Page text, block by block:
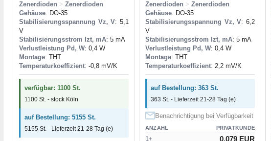
Zenerdioden > Zenerdioden
Gehäuse: DO-35
Stabilisierungsspannung Vz, V: 5,1
V
Stabilisierungsstrom Izt, mA: 5 mA
Verlustleistung Pd, W: 0,4 W
Montage: THT
Temperaturkoeffizient: -0,8 mV/K
verfügbar: 1100 St.
1100 St. - stock Köln
auf Bestellung: 5155 St.
5155 St. - Lieferzeit 21-28 Tag (e)
Zenerdioden > Zenerdioden
Gehäuse: DO-35
Stabilisierungsspannung Vz, V: 6,2
V
Stabilisierungsstrom Izt, mA: 5 mA
Verlustleistung Pd, W: 0,4 W
Montage: THT
Temperaturkoeffizient: 2,2 mV/K
auf Bestellung: 363 St.
363 St. - Lieferzeit 21-28 Tag (e)
Benachrichtigung bei Verfügbarkeit
ANZAHL PRIVATKUNDE
1+ 0.079 EUR